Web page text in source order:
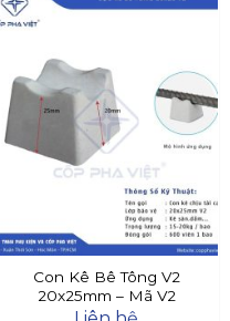
Con Kê Bê Tông V2
20x25mm – Mã V2